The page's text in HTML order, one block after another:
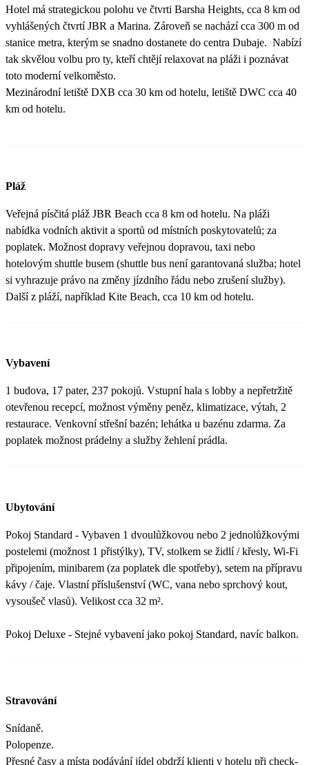
Hotel má strategickou polohu ve čtvrti Barsha Heights, cca 8 km od
vyhlášených čtvrtí JBR a Marina. Zároveň se nachází cca 300 m od
stanice metra, kterým se snadno dostanete do centra Dubaje. Nabízí
tak skvělou volbu pro ty, kteří chtějí relaxovat na pláži i poznávat
toto moderní velkoměsto.
Mezinárodní letiště DXB cca 30 km od hotelu, letiště DWC cca 40
km od hotelu.
Pláž
Veřejná písčitá pláž JBR Beach cca 8 km od hotelu. Na pláži
nabídka vodních aktivit a sportů od místních poskytovatelů; za
poplatek. Možnost dopravy veřejnou dopravou, taxi nebo
hotelovým shuttle busem (shuttle bus není garantovaná služba; hotel
si vyhrazuje právo na změny jízdního řádu nebo zrušení služby).
Další z pláží, například Kite Beach, cca 10 km od hotelu.
Vybavení
1 budova, 17 pater, 237 pokojů. Vstupní hala s lobby a nepřetržitě
otevřenou recepcí, možnost výměny peněz, klimatizace, výtah, 2
restaurace. Venkovní střešní bazén; lehátka u bazénu zdarma. Za
poplatek možnost prádelny a služby žehlení prádla.
Ubytování
Pokoj Standard - Vybaven 1 dvoulůžkovou nebo 2 jednolůžkovými
postelemi (možnost 1 přistýlky), TV, stolkem se židlí / křesly, Wi-Fi
připojením, minibarem (za poplatek dle spotřeby), setem na přípravu
kávy / čaje. Vlastní příslušenství (WC, vana nebo sprchový kout,
vysoušeč vlasů). Velikost cca 32 m².
Pokoj Deluxe - Stejné vybavení jako pokoj Standard, navíc balkon.
Stravování
Snídaně.
Polopenze.
Přesné časy a místa podávání jídel obdrží klienti v hotelu při check-